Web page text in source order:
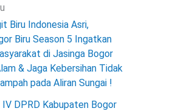
Biru Indonesia Asri,
Biru Season 5 Ingatkan
di Jasinga Bogor
& Jaga Kebersihan Tidak
pada Aliran Sungai !
DPRD Kabupaten Bogor